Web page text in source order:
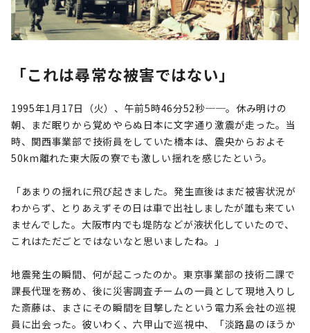
「これは尋常な被害ではない」
1995年1月17日（火）、午前5時46分52秒──。休み明けの
朝、まだ眠りから覚めやらぬ日本に文字通り激震が走った。当
時、関西事業部で技術員をしていた橋本は、震央からおよそ
50km離れた東大阪の寮でも激しい揺れを感じたという。
「あまりの揺れに飛び起きました。発生直後はまだ被害状況が
わからず、とりあえずその日は車で出社しましたが誰も来てい
ませんでした。大阪市内でも堤防などが液状化していたので、
これはただごとではないなと思いましたね。」
地震発生の瞬間、何が起こったのか。東京事業部の技術二課で
課長代理を務め、後に災害調査チームの一員として現地入りし
た斎藤は、まさにその瞬間を目撃したという電力系会社の巡視
員に出会った。彼いわく、六甲山で巡視中、「淡路島のほうか